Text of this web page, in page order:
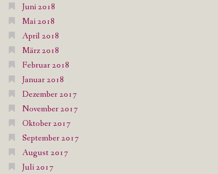
Juni 2018
Mai 2018
April 2018
März 2018
Februar 2018
Januar 2018
Dezember 2017
November 2017
Oktober 2017
September 2017
August 2017
Juli 2017